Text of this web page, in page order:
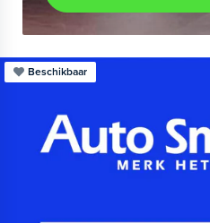
Beschikbaar